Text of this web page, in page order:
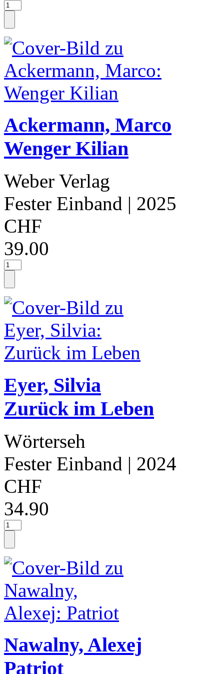
Ackermann, Marco
Wenger Kilian
Weber Verlag
Fester Einband | 2025
CHF
39.00
Eyer, Silvia
Zurück im Leben
Wörterseh
Fester Einband | 2024
CHF
34.90
Nawalny, Alexej
Patriot